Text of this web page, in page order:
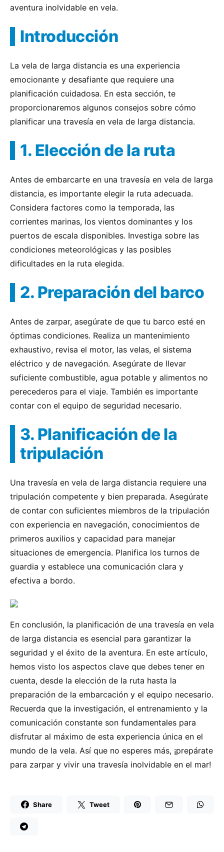
aventura inolvidable en vela.
Introducción
La vela de larga distancia es una experiencia
emocionante y desafiante que requiere una
planificación cuidadosa. En esta sección, te
proporcionaremos algunos consejos sobre cómo
planificar una travesía en vela de larga distancia.
1. Elección de la ruta
Antes de embarcarte en una travesía en vela de larga
distancia, es importante elegir la ruta adecuada.
Considera factores como la temporada, las
corrientes marinas, los vientos dominantes y los
puertos de escala disponibles. Investiga sobre las
condiciones meteorológicas y las posibles
dificultades en la ruta elegida.
2. Preparación del barco
Antes de zarpar, asegúrate de que tu barco esté en
óptimas condiciones. Realiza un mantenimiento
exhaustivo, revisa el motor, las velas, el sistema
eléctrico y de navegación. Asegúrate de llevar
suficiente combustible, agua potable y alimentos no
perecederos para el viaje. También es importante
contar con el equipo de seguridad necesario.
3. Planificación de la
tripulación
Una travesía en vela de larga distancia requiere una
tripulación competente y bien preparada. Asegúrate
de contar con suficientes miembros de la tripulación
con experiencia en navegación, conocimientos de
primeros auxilios y capacidad para manejar
situaciones de emergencia. Planifica los turnos de
guardia y establece una comunicación clara y
efectiva a bordo.
En conclusión, la planificación de una travesía en vela
de larga distancia es esencial para garantizar la
seguridad y el éxito de la aventura. En este artículo,
hemos visto los aspectos clave que debes tener en
cuenta, desde la elección de la ruta hasta la
preparación de la embarcación y el equipo necesario.
Recuerda que la investigación, el entrenamiento y la
comunicación constante son fundamentales para
disfrutar al máximo de esta experiencia única en el
mundo de la vela. Así que no esperes más, ¡prepárate
para zarpar y vivir una travesía inolvidable en el mar!
Share Tweet